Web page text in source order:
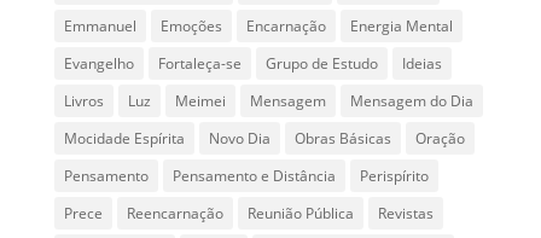
Emmanuel
Emoções Encarnação
Energia Mental
Evangelho
Fortaleça-se Grupo de Estudo
Ideias
Livros
Luz Meimei Mensagem
Mensagem do Dia
Mocidade Espírita
Novo Dia Obras Básicas
Oração
Pensamento
Pensamento e Distância
Perispírito
Prece
Reencarnação Reunião Pública
Revistas